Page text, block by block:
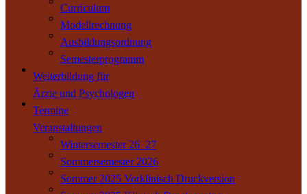
Curriculum
Modellrechnung
Ausbildungsordnung
Semesterprogramm
Weiterbildung für
Ärzte und Psychologen
Termine
Veranstaltungen
Wintersemester 26_27
Sommersemester 2026
Sommer 2025 Vorklinisch Druckversion